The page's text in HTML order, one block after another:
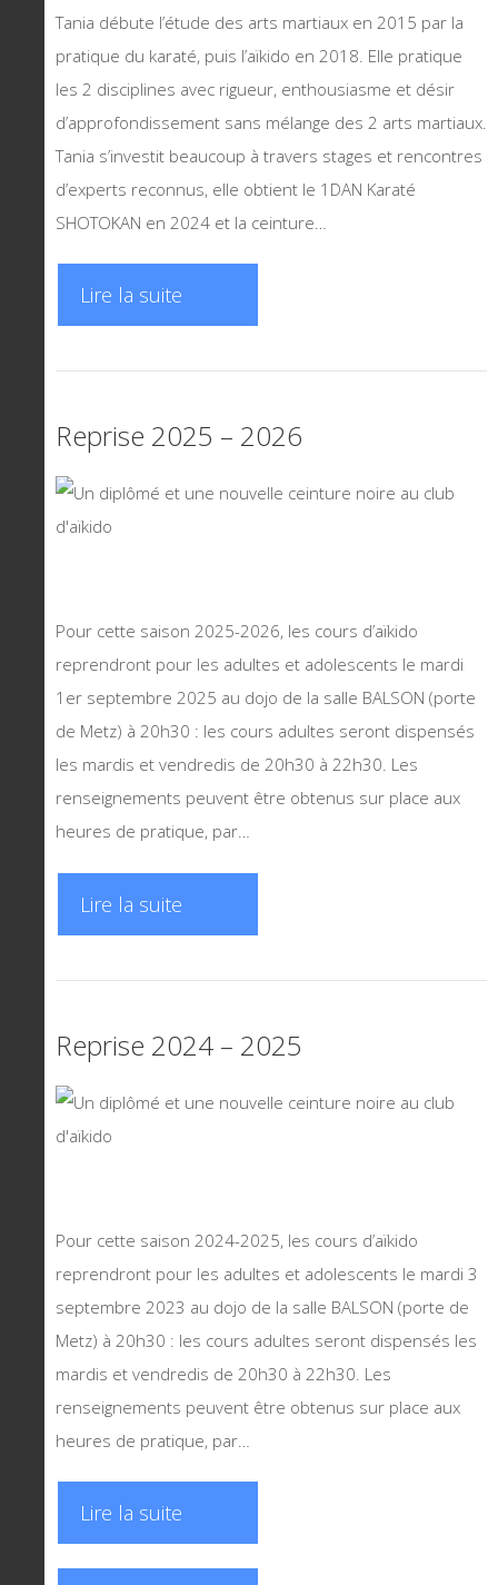
Tania débute l’étude des arts martiaux en 2015 par la
pratique du karaté, puis l’aïkido en 2018. Elle pratique
les 2 disciplines avec rigueur, enthousiasme et désir
d’approfondissement sans mélange des 2 arts martiaux.
Tania s’investit beaucoup à travers stages et rencontres
d’experts reconnus, elle obtient le 1DAN Karaté
SHOTOKAN en 2024 et la ceinture…
Lire la suite
Reprise 2025 – 2026
Pour cette saison 2025-2026, les cours d’aïkido
reprendront pour les adultes et adolescents le mardi
1er septembre 2025 au dojo de la salle BALSON (porte
de Metz) à 20h30 : les cours adultes seront dispensés
les mardis et vendredis de 20h30 à 22h30. Les
renseignements peuvent être obtenus sur place aux
heures de pratique, par…
Lire la suite
Reprise 2024 – 2025
Pour cette saison 2024-2025, les cours d’aïkido
reprendront pour les adultes et adolescents le mardi 3
septembre 2023 au dojo de la salle BALSON (porte de
Metz) à 20h30 : les cours adultes seront dispensés les
mardis et vendredis de 20h30 à 22h30. Les
renseignements peuvent être obtenus sur place aux
heures de pratique, par…
Lire la suite